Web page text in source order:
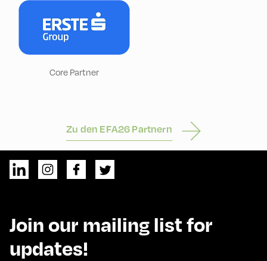
Core Partner
Zu den EFA26 Partnern
Join our mailing list for
updates!